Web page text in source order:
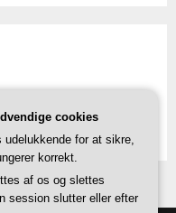
cookies
udelukkende for at sikre,
korrekt.
af os og slettes
session slutter eller efter